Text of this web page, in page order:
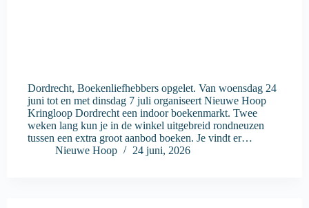
Dordrecht, Boekenliefhebbers opgelet. Van woensdag 24
juni tot en met dinsdag 7 juli organiseert Nieuwe Hoop
Kringloop Dordrecht een indoor boekenmarkt. Twee
weken lang kun je in de winkel uitgebreid rondneuzen
tussen een extra groot aanbod boeken. Je vindt er…
Nieuwe Hoop
24 juni, 2026